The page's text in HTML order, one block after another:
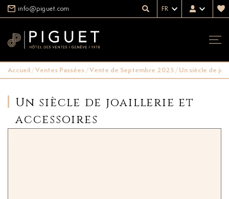
info@piguet.com FR
Accueil/Ventes Passées/Vente de Septembre 2025/Un siècle de
Un siècle de joaillerie et
accessoires